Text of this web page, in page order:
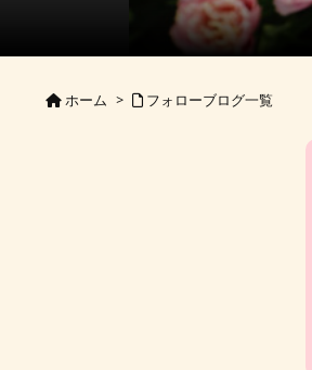
ホーム > フォローブログ一覧